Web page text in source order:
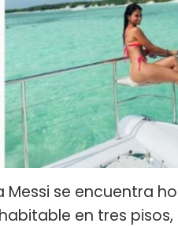
Messi se encuentra
en tres